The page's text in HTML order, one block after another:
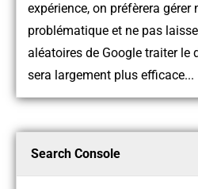
expérience, on préfèrera gérer
problématique et ne pas
aléatoires de Google traiter le
sera largement plus efficace...
Search Console